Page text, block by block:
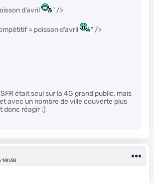
d’avril " />
= poisson d’avril " />
était seul sur la 4G grand public, mais
avec un nombre de ville couverte plus
donc réagir ;)
14h38